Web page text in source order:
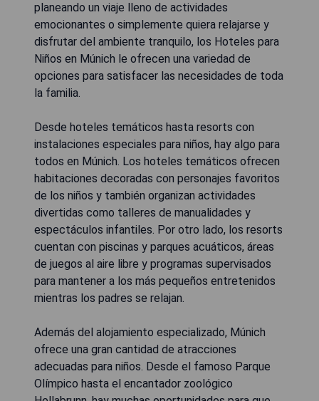
planeando un viaje lleno de actividades
emocionantes o simplemente quiera relajarse y
disfrutar del ambiente tranquilo, los Hoteles para
Niños en Múnich le ofrecen una variedad de
opciones para satisfacer las necesidades de toda
la familia.
Desde hoteles temáticos hasta resorts con
instalaciones especiales para niños, hay algo para
todos en Múnich. Los hoteles temáticos ofrecen
habitaciones decoradas con personajes favoritos
de los niños y también organizan actividades
divertidas como talleres de manualidades y
espectáculos infantiles. Por otro lado, los resorts
cuentan con piscinas y parques acuáticos, áreas
de juegos al aire libre y programas supervisados ​​
para mantener a los más pequeños entretenidos
mientras los padres se relajan.
Además del alojamiento especializado, Múnich
ofrece una gran cantidad de atracciones
adecuadas para niños. Desde el famoso Parque
Olímpico hasta el encantador zoológico